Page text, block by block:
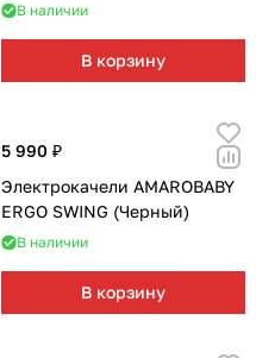
В наличии
В корзину
5 990 ₽
Электрокачели AMAROBABY
ERGO SWING (Черный)
В наличии
В корзину